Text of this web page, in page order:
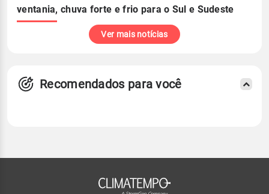
ventania, chuva forte e frio para o Sul e Sudeste
Ver mais notícias
Recomendados para você